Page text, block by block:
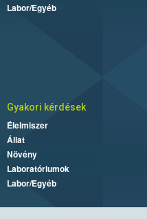
Labor/Egyéb
Gyakori kérdések
Élelmiszer
Állat
Növény
Laboratóriumok
Labor/Egyéb